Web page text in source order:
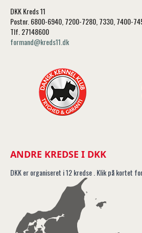
DKK Kreds 11
Postnr. 6800-6940, 7200-7280, 7330, 7400-
Tlf. 27148600
formand@kreds11.dk
ANDRE KREDSE I DKK
DKK er organiseret i 12 kredse . Klik på kortet